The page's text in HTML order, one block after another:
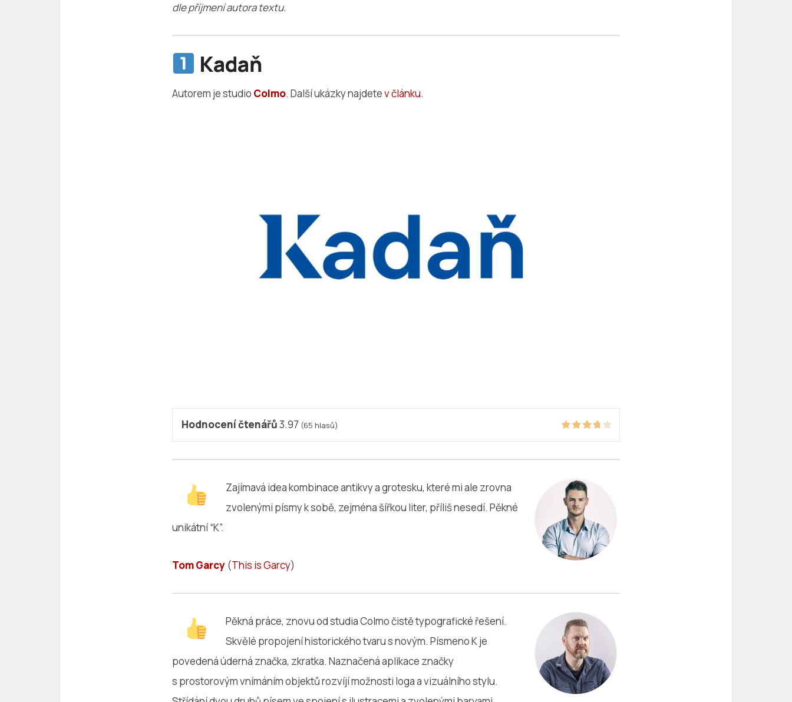
dle příjmení autora textu.
Kadaň
Autorem je studio Colmo. Další ukázky najdetev článku.
Hodnocení čtenářů3.97 (65 hlasů)
Zajímavá idea kombinace antikvy a grotesku, které mi ale zrovna
zvolenými písmy k sobě, zejména šířkou liter, příliš nesedí. Pěkné
unikátní “K”.
Tom Garcy (This is Garcy)
Pěkná práce, znovu od studia Colmo čistě typografické řešení.
Skvělé propojení historického tvaru s novým. Písmeno K je
povedená úderná značka, zkratka. Naznačená aplikace značky
s prostorovým vnímáním objektů rozvíjí možnosti loga a vizuálního stylu.